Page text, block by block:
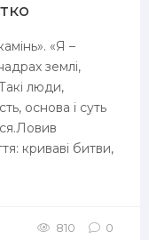
«Я –
землі,
люди,
основа і суть
криваві битви,
810 0